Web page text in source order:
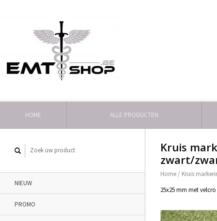
HOME ALLE PRODUCTEN
NIEUW
PROMO
Kruis
zwart/
Home / Kruis
25x25 mm met